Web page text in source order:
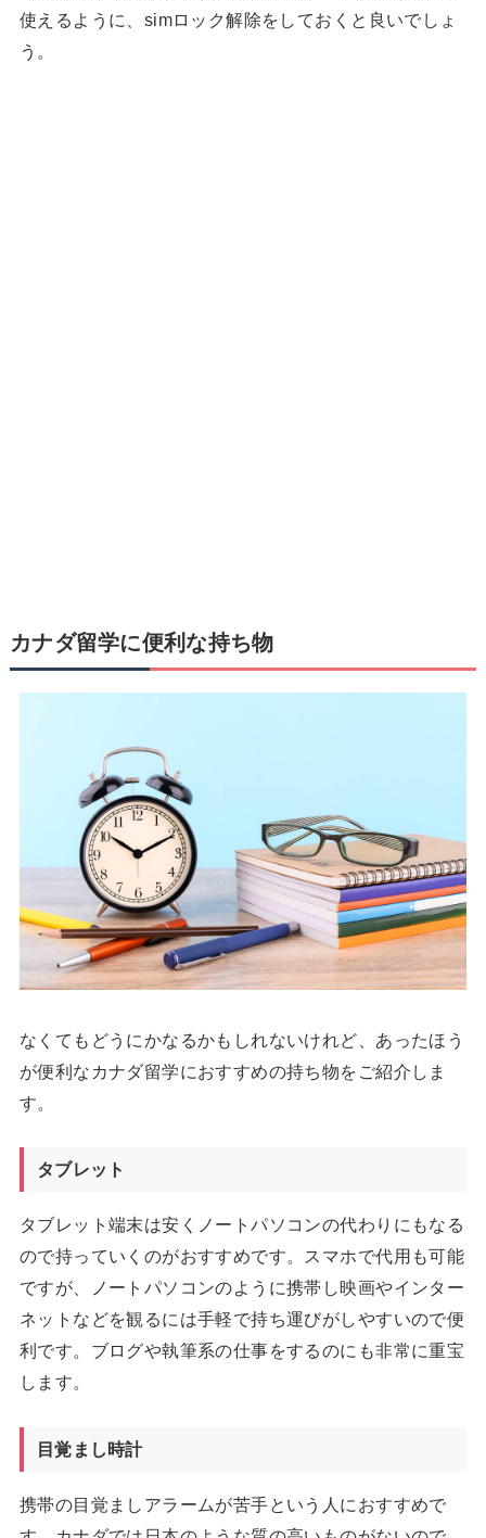
使えるように、simロック解除をしておくと良いでしょ
う。
カナダ留学に便利な持ち物
なくてもどうにかなるかもしれないけれど、あったほう
が便利なカナダ留学におすすめの持ち物をご紹介しま
す。
タブレット
タブレット端末は安くノートパソコンの代わりにもなる
ので持っていくのがおすすめです。スマホで代用も可能
ですが、ノートパソコンのように携帯し映画やインター
ネットなどを観るには手軽で持ち運びがしやすいので便
利です。ブログや執筆系の仕事をするのにも非常に重宝
します。
目覚まし時計
携帯の目覚ましアラームが苦手という人におすすめで